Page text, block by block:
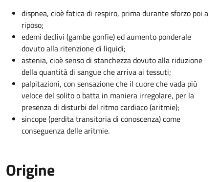
dispnea, cioè fatica di respiro, prima durante sforzo poi a
riposo;
edemi declivi (gambe gonfie) ed aumento ponderale
dovuto alla ritenzione di liquidi;
astenia, cioè senso di stanchezza dovuto alla riduzione
della quantità di sangue che arriva ai tessuti;
palpitazioni, con sensazione che il cuore che vada più
veloce del solito o batta in maniera irregolare, per la
presenza di disturbi del ritmo cardiaco (aritmie);
sincope (perdita transitoria di conoscenza) come
conseguenza delle aritmie.
Origine